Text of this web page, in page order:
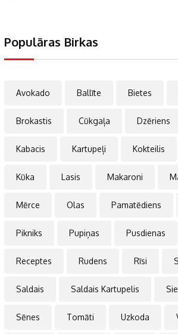
Populāras Birkas
Avokado Ballīte Bietes
Brokastis Cūkgaļa Dzēriens
Kabacis Kartupeļi Kokteilis
Kūka Lasis Makaroni
Mērce Olas Pamatēdiens
Pikniks Pupiņas Pusdienas
Receptes Rudens Rīsi
Saldais Saldais Kartupelis
Sēnes Tomāti Uzkoda